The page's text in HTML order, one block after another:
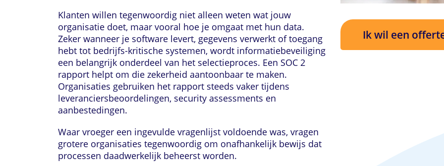
Klanten willen tegenwoordig niet alleen weten wat jouw
organisatie doet, maar vooral hoe je omgaat met hun data.
Zeker wanneer je software levert, gegevens verwerkt of toegang
hebt tot bedrijfs-kritische systemen, wordt informatiebeveiliging
een belangrijk onderdeel van het selectieproces. Een SOC 2
rapport helpt om die zekerheid aantoonbaar te maken.
Organisaties gebruiken het rapport steeds vaker tijdens
leveranciersbeoordelingen, security assessments en
aanbestedingen.
Waar vroeger een ingevulde vragenlijst voldoende was, vragen
grotere organisaties tegenwoordig om onafhankelijk bewijs dat
processen daadwerkelijk beheerst worden.
Ik wil een